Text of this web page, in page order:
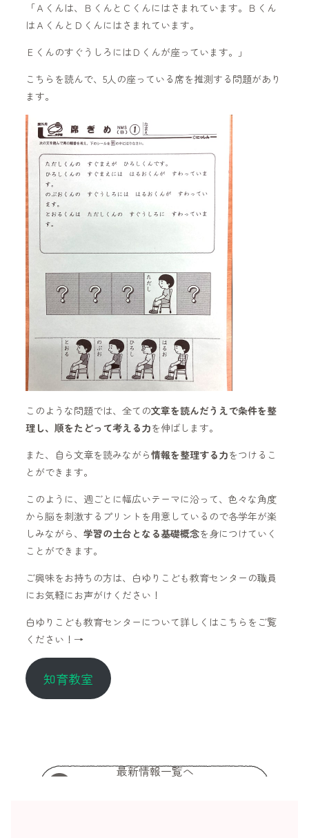
「Ａくんは、ＢくんとＣくんにはさまれています。Ｂくん
はＡくんとＤくんにはさまれています。
ＥくんのすぐうしろにはＤくんが座っています。」
こちらを読んで、5人の座っている席を推測する問題があり
ます。
このような問題では、全ての文章を読んだうえで条件を整
理し、順をたどって考える力を伸ばします。
また、自ら文章を読みながら情報を整理する力をつけるこ
とができます。
このように、週ごとに幅広いテーマに沿って、色々な角度
から脳を刺激するプリントを用意しているので各学年が楽
しみながら、 学習の土台となる基礎概念を身につけていく
ことができます。
ご興味をお持ちの方は、白ゆりこども教育センターの職員
にお気軽にお声がけください！
白ゆりこども教育センターについて詳しくはこちらをご覧
ください！→
知育教室
最新情報一覧へ